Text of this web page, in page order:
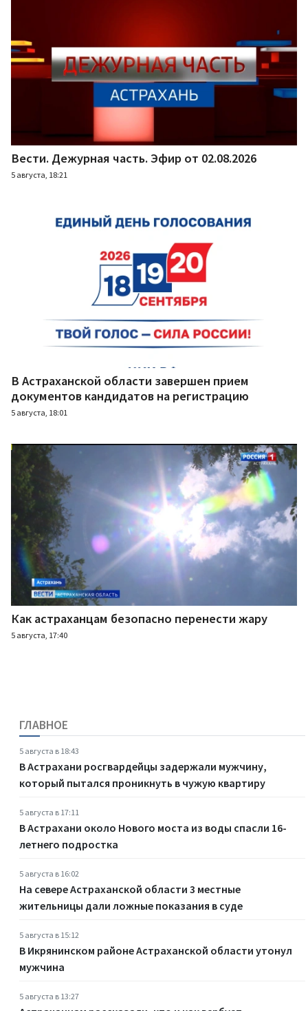
Вести. Дежурная часть. Эфир от 02.08.2026
5 августа, 18:21
В Астраханской области завершен прием
документов кандидатов на регистрацию
5 августа, 18:01
Как астраханцам безопасно перенести жару
5 августа, 17:40
ГЛАВНОЕ
5 августа в 18:43
В Астрахани росгвардейцы задержали мужчину,
который пытался проникнуть в чужую квартиру
5 августа в 17:11
В Астрахани около Нового моста из воды спасли 16-
летнего подростка
5 августа в 16:02
На севере Астраханской области 3 местные
жительницы дали ложные показания в суде
5 августа в 15:12
В Икрянинском районе Астраханской области утонул
мужчина
5 августа в 13:27